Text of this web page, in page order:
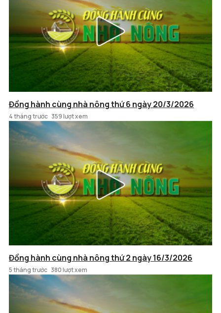
Đồng hành cùng nhà nông thứ 6 ngày 20/3/2026
4 tháng trước 359 lượt xem
Đồng hành cùng nhà nông thứ 2 ngày 16/3/2026
5 tháng trước 380 lượt xem